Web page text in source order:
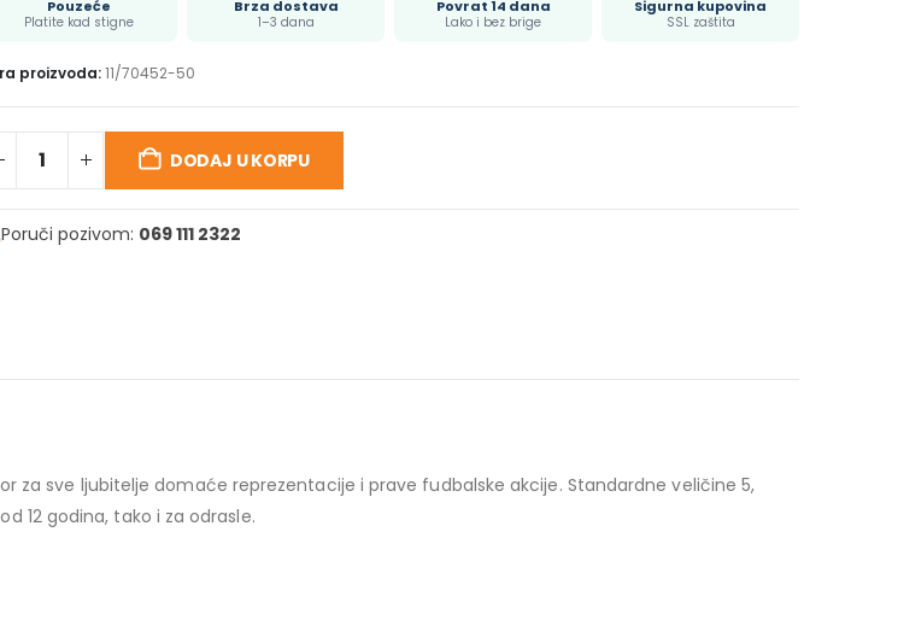
Pouzeće
Platite kad stigne
Brza dostava
1–3 dana
Povrat 14 dana
Lako i bez brige
Sigurna kupovina
SSL zaštita
proizvoda:11/70452-50
DODAJ U KORPU
Poruči pozivom: 069 111 2322
za sve ljubitelje domaće reprezentacije i prave fudbalske akcije. Standardne veličine 5,
12 godina, tako i za odrasle.